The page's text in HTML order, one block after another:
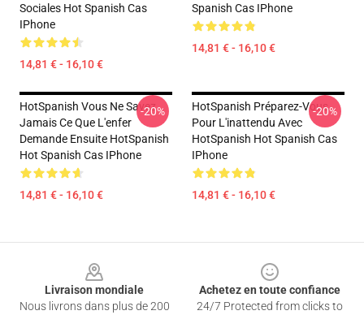
Sociales Hot Spanish Cas
IPhone
14,81 € - 16,10 €
Spanish Cas IPhone
14,81 € - 16,10 €
HotSpanish Vous Ne Savez
Jamais Ce Que L'enfer
Demande Ensuite HotSpanish
Hot Spanish Cas IPhone
14,81 € - 16,10 €
-20%
HotSpanish Préparez-Vous
Pour L'inattendu Avec
HotSpanish Hot Spanish Cas
IPhone
14,81 € - 16,10 €
-20%
Livraison mondiale
Nous livrons dans plus de 200
Achetez en toute confiance
24/7 Protected from clicks to